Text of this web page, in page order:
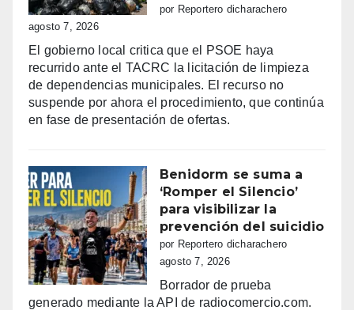
por Reportero dicharachero
agosto 7, 2026
El gobierno local critica que el PSOE haya
recurrido ante el TACRC la licitación de limpieza
de dependencias municipales. El recurso no
suspende por ahora el procedimiento, que continúa
en fase de presentación de ofertas.
Benidorm se suma a
‘Romper el Silencio’
para visibilizar la
prevención del suicidio
por Reportero dicharachero
agosto 7, 2026
Borrador de prueba
generado mediante la API de radiocomercio.com.